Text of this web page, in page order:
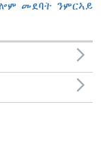
መደባት ንምርኣይ